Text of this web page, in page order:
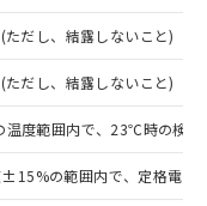
だし、結露しないこと)
だし、結露しないこと)
度範囲内で、23℃時の検
±15%の範囲内で、定格電
機器事業取扱
標準価格
くもので
品の中には、
商品もある
10物質）の
は確認中の
形物で、有
す。
場合などや
中国RoHSの
す。
中国RoHSの
ます。